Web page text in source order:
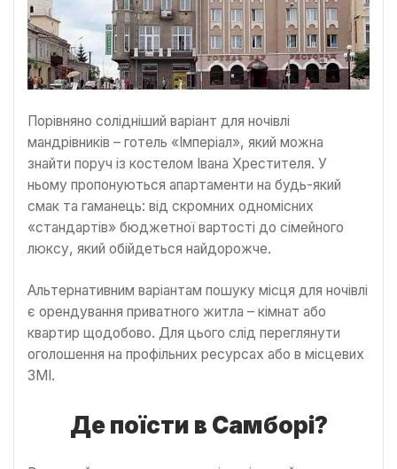
Порівняно солідніший варіант для ночівлі
мандрівників – готель «Імперіал», який можна
знайти поруч із костелом Івана Хрестителя. У
ньому пропонуються апартаменти на будь-який
смак та гаманець: від скромних одномісних
«стандартів» бюджетної вартості до сімейного
люксу, який обійдеться найдорожче.
Альтернативним варіантам пошуку місця для ночівлі
є орендування приватного житла – кімнат або
квартир щодобово. Для цього слід переглянути
оголошення на профільних ресурсах або в місцевих
ЗМІ.
Де поїсти в Самборі?